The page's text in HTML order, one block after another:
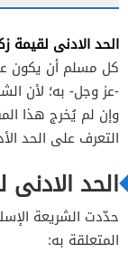
الحد الادنى لقيمة
كل مسلم أن يكون
-عز وجل- به؛ لأن
وإن لم يُخرج هذا
التعرف على الحد
الحد
حدّدت الشريعة
المتعلقة به: